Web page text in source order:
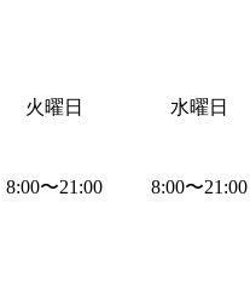
火曜日 水曜日
8:00〜21:00 8:00〜21:00